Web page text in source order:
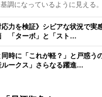
調になっているように見える
応力を検証》シビアな状況で実
「ターボ」と「スト…
時に「これが軽？」と戸惑う
ークス」さらなる躍進…